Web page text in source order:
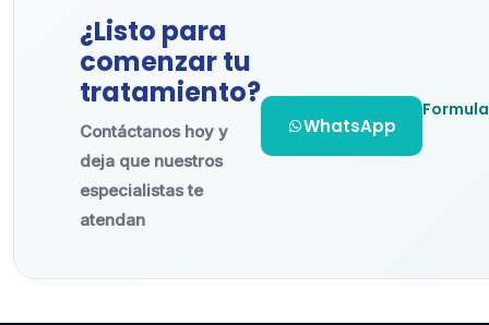
¿Listo para
comenzar tu
tratamiento?
Contáctanos hoy y
deja que nuestros
especialistas te
atendan
WhatsApp